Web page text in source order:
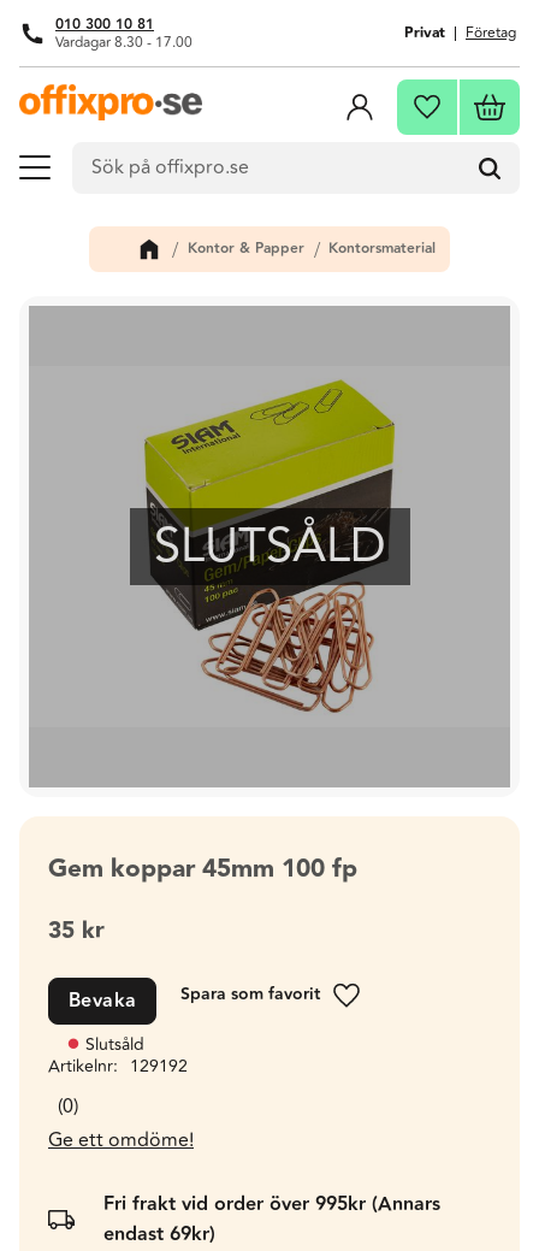
Meny
010 300 10 81
Vardagar 8.30 - 17.00 Privat Företag
Favoriter
Kontor & Papper Kontorsmaterial
SLUTSÅLD
Gem koppar 45mm 100 fp
35 kr
Lägg till i favoriter
Bevaka
Slutsåld
Artikelnr
129192
0
Ge ett omdöme!
Fri frakt vid order över 995kr (Annars
endast 69kr)